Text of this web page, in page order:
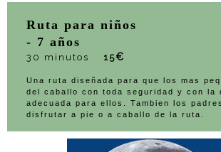
Ruta para niños
- 7 años
30 minutos 15€
Una ruta diseñada para que los mas
del caballo con toda seguridad y con la
adecuada para ellos. Tambien los
disfrutar a pie o a caballo de la ruta.